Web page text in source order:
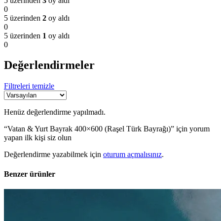
0
5 üzerinden 2 oy aldı
0
5 üzerinden 1 oy aldı
0
Değerlendirmeler
Filtreleri temizle
Henüz değerlendirme yapılmadı.
“Vatan & Yurt Bayrak 400×600 (Raşel Türk Bayrağı)” için yorum
yapan ilk kişi siz olun
Değerlendirme yazabilmek için oturum açmalısınız.
Benzer ürünler